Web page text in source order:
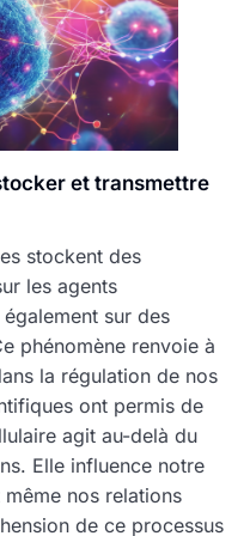
et transmettre
stockent des
les agents
sur des
phénomène renvoie à
la régulation de nos
ont permis de
agit au-delà du
Elle influence notre
nos relations
de ce processus